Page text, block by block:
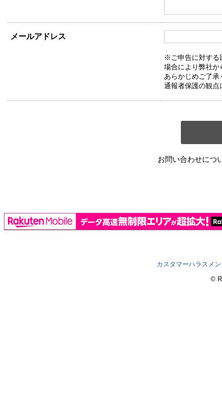
メールアドレス
※ご申告に対する
場合により弊社か
あらかじめご了承
通報者保護の観点
お問い合わせにつ
カスタマーハラスメ
©